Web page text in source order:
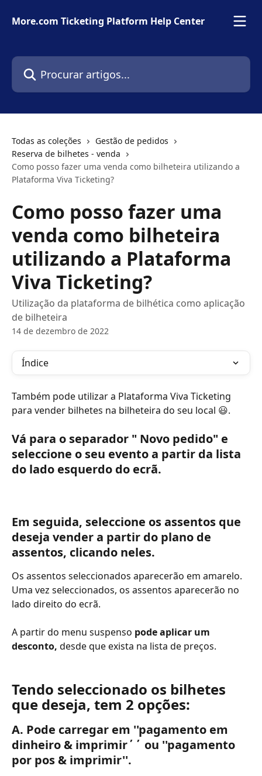
More.com Ticketing Platform Help Center
Procurar artigos...
Todas as coleções
Gestão de pedidos
Reserva de bilhetes - venda
Como posso fazer uma venda como bilheteira utilizando a
Plataforma Viva Ticketing?
Como posso fazer uma
venda como bilheteira
utilizando a Plataforma
Viva Ticketing?
Utilização da plataforma de bilhética como aplicação
de bilheteira
14 de dezembro de 2022
Índice
Também pode utilizar a Plataforma Viva Ticketing
para vender bilhetes na bilheteira do seu local 😃.
Vá para o separador " Novo pedido" e
seleccione o seu evento a partir da lista
do lado esquerdo do ecrã.
Em seguida, seleccione os assentos que
deseja vender a partir do plano de
assentos, clicando neles.
Os assentos seleccionados aparecerão em amarelo.
Uma vez seleccionados, os assentos aparecerão no
lado direito do ecrã.
A partir do menu suspenso pode aplicar um
desconto, desde que exista na lista de preços.
Tendo seleccionado os bilhetes
que deseja, tem 2 opções:
A. Pode carregar em ''pagamento em
dinheiro & imprimir΄΄ ou ''pagamento
por pos & imprimir''.